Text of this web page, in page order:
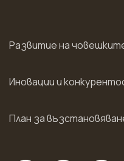
Развитие на
Иновации и
План за